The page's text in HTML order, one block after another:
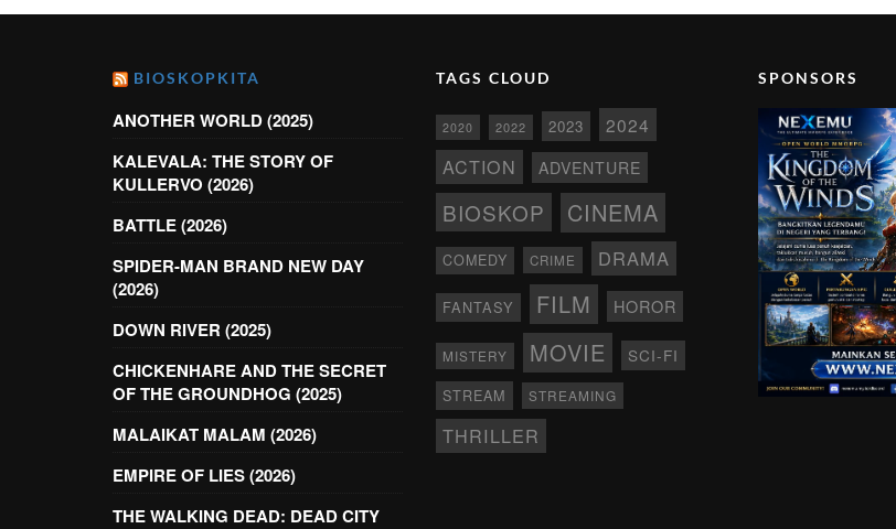
BIOSKOPKITA
ANOTHER WORLD (2025)
KALEVALA: THE STORY OF
KULLERVO (2026)
BATTLE (2026)
SPIDER-MAN BRAND NEW DAY
(2026)
DOWN RIVER (2025)
CHICKENHARE AND THE SECRET
OF THE GROUNDHOG (2025)
MALAIKAT MALAM (2026)
EMPIRE OF LIES (2026)
THE WALKING DEAD: DEAD CITY
TAGS CLOUD
2020 2022 2023 2024
ACTION ADVENTURE
BIOSKOP CINEMA
COMEDY CRIME DRAMA
FANTASY FILM HOROR
MISTERY MOVIE SCI-FI
STREAM STREAMING
THRILLER
SPONSORS